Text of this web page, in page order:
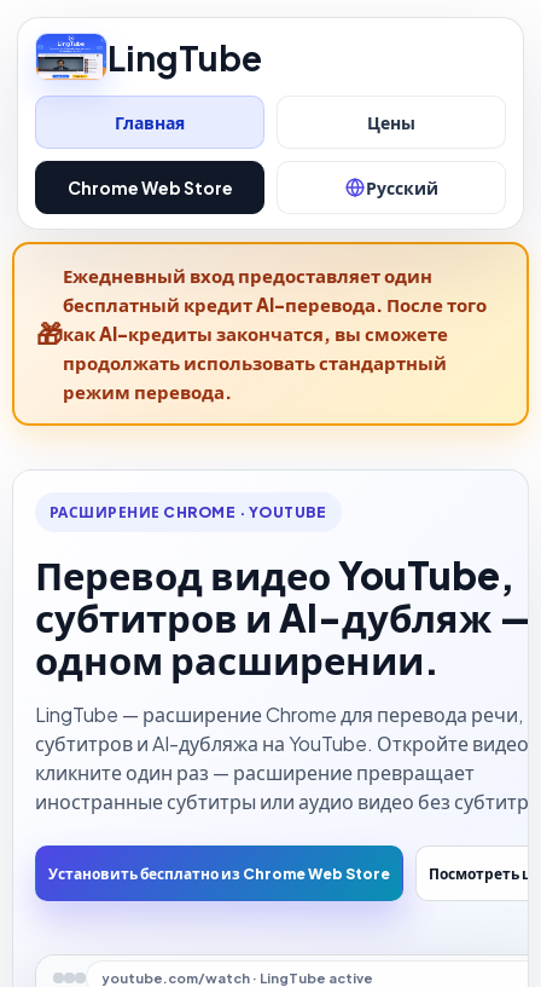
LingTube
Главная Цены
Chrome Web Store Русский
Ежедневный вход предоставляет один
бесплатный кредит AI-перевода. После того
как AI-кредиты закончатся, вы сможете
продолжать использовать стандартный
режим перевода.
РАСШИРЕНИЕ CHROME · YOUTUBE
Перевод видео YouTube,
субтитров и AI-дубляж
одном расширении.
LingTube — расширение Chrome для перевода речи,
субтитров и AI-дубляжа на YouTube. Откройте видео,
кликните один раз — расширение превращает
иностранные субтитры или аудио видео без
естественным голосом. Можно не «прилипать» к
субтитров и быстро понимать любое иностранное
Установить бесплатно из Chrome Web Store Посмотреть
youtube.com/watch · LingTube active